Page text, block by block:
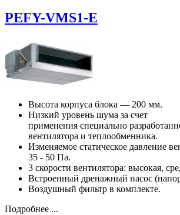
PEFY-VMS1-E
Высота корпуса блока — 200 мм.
Низкий уровень шума за счет
применения специально
вентилятора и теплообменника.
Изменяемое статическое давление
35 - 50 Па.
3 скорости вентилятора: высокая,
Встроенный дренажный насос
Воздушный фильтр в комплекте.
Подробнее ...